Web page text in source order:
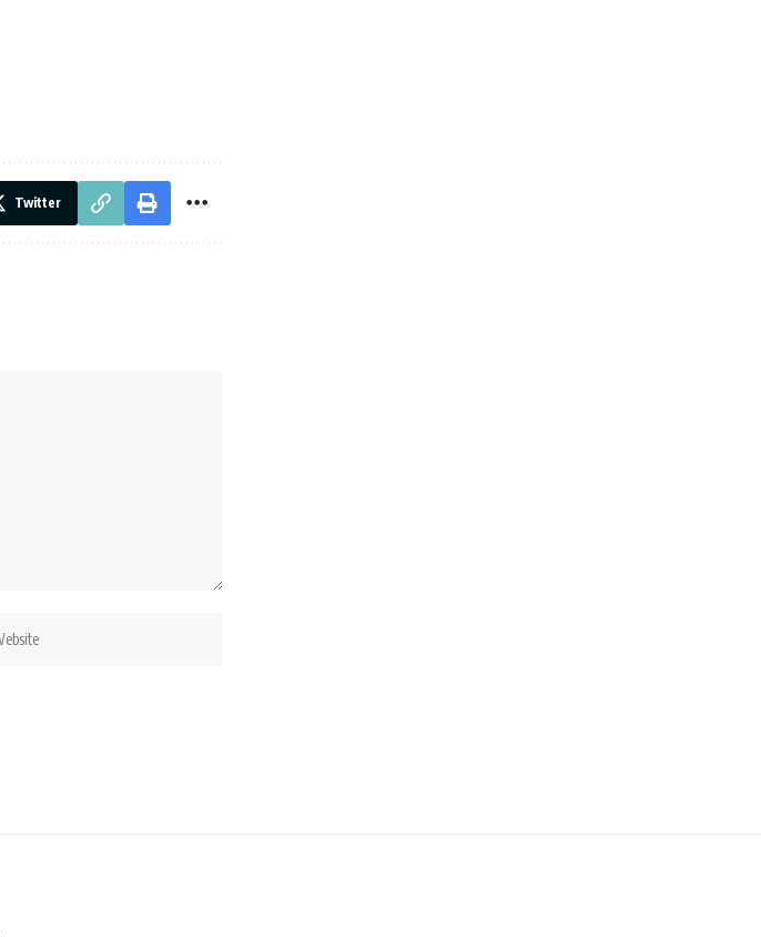
Twitter